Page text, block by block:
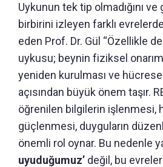
Uykunun tek tip olmadığını
birbirini izleyen farklı
eden Prof. Dr. Gül “Özellikle
uykusu; beynin fiziksel
yeniden kurulması ve
açısından büyük önem taşır.
öğrenilen bilgilerin işlenmesi,
güçlenmesi, duyguların
önemli rol oynar. Bu nedenle
uyuduğumuz’ değil, bu